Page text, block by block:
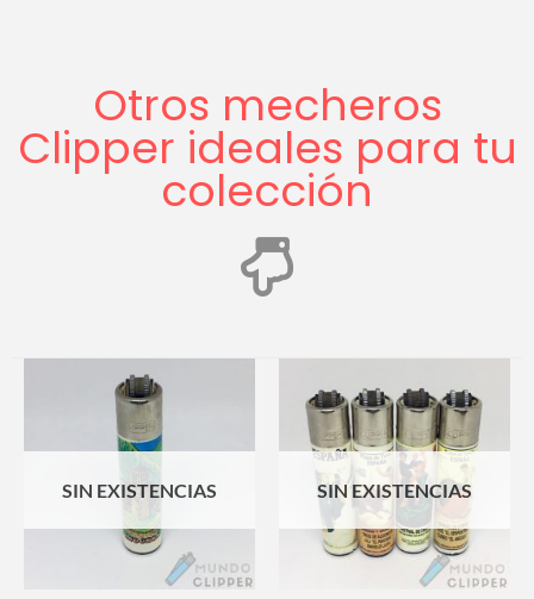
Otros mecheros
Clipper ideales para tu
colección
SIN EXISTENCIAS SIN EXISTENCIAS